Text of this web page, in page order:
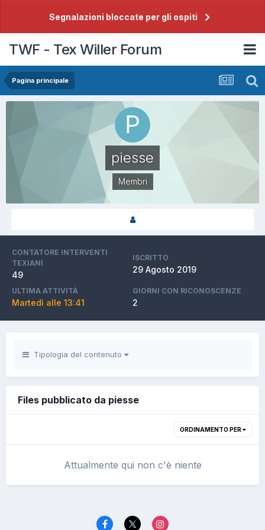
Segnalazioni bloccate per gli ospiti
TWF - Tex Willer Forum
Pagina principale
piesse
Membri
CONTATORE INTERVENTI
TEXIANI
49
ISCRITTO
29 Agosto 2019
ULTIMA ATTIVITÀ
Martedì alle 13:41
GIORNI CON RICONOSCENZE
2
Tipologia del contenuto
Files pubblicato da piesse
ORDINAMENTO PER
Attualmente qui non c'è niente